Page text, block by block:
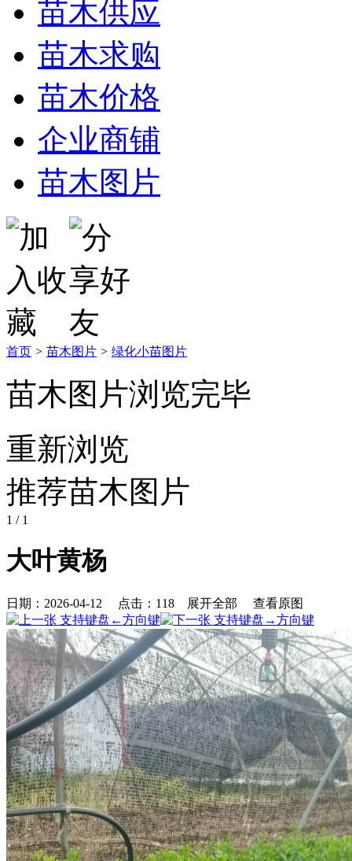
苗木供应
苗木求购
苗木价格
企业商铺
苗木图片
首页 > 苗木图片 > 绿化小苗图片
苗木图片浏览完毕
重新浏览
推荐苗木图片
1 / 1
大叶黄杨
日期：2026-04-12 点击： 118 展开全部 查看原图